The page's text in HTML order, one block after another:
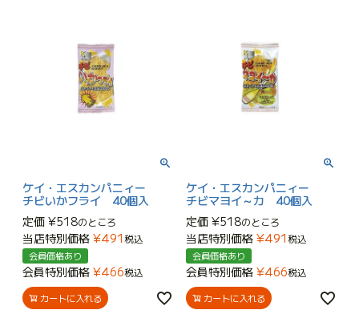
ケイ・エスカンパニィー
チビいかフライ 40個入
定価 ¥518のところ
当店特別価格 ¥491税込
会員価格あり
会員特別価格 ¥466税込
カートに入れる
ケイ・エスカンパニィー
チビマヨイ～カ 40個入
定価 ¥518のところ
当店特別価格 ¥491税込
会員価格あり
会員特別価格 ¥466税込
カートに入れる